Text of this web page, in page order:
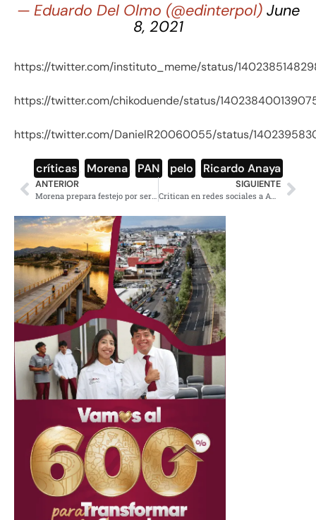
— Eduardo Del Olmo (@edinterpol) June
8, 2021
https://twitter.com/instituto_meme/status/
https://twitter.com/chikoduende/status/
https://twitter.com/DanielR20060055/status/
críticas Morena PAN pelo Ricardo Anaya
ANTERIOR SIGUIENTE